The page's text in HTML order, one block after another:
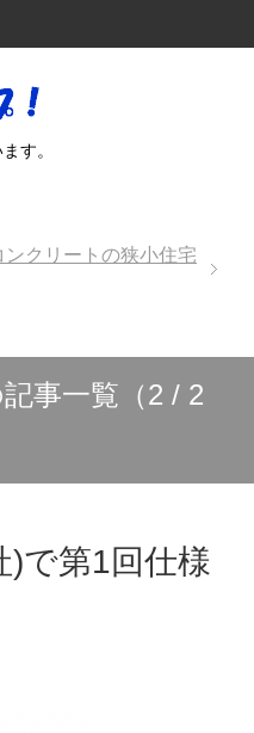
す。
クリートの狭小住宅
事一覧（2 / 2
)で第1回仕様